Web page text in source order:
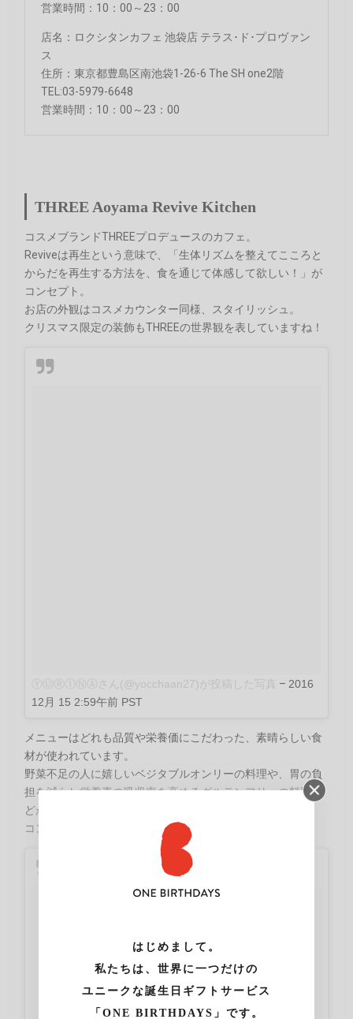
はじめまして。
私たちは、世界に一つだけの
ユニークな誕生日ギフトサービス
「ONE BIRTHDAYS」です。
営業時間：10：00～23：00
店名：ロクシタンカフェ 池袋店 テラス･ド･プロヴァン
ス
住所：東京都豊島区南池袋1-26-6 The SH one2階
TEL:03-5979-6648
営業時間：10：00～23：00
THREE Aoyama Revive Kitchen
コスメブランドTHREEプロデュースのカフェ。
Reviveは再生という意味で、「生体リズムを整えてこころと
からだを再生する方法を、食を通じて体感して欲しい！」が
コンセプト。
お店の外観はコスメカウンター同様、スタイリッシュ。
クリスマス限定の装飾もTHREEの世界観を表していますね！
ⓎⓊⓇⒾⓃⒶさん(@yocchaan27)が投稿した写真 –2016
12月 15 2:59午前 PST
メニューはどれも品質や栄養価にこだわった、素晴らしい食
材が使われています。
野菜不足の人に嬉しいベジタブルオンリーの料理や、胃の負
担を減らし栄養素の吸収率を高めるグルテンフリーの料理な
どがあります。
コンセプトのとおり、身体に良いものばかり！